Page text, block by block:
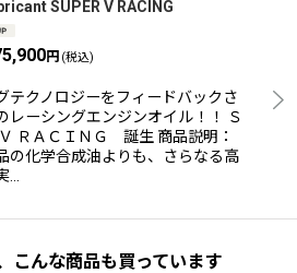
SUPER V RACING
円 (税込)
テクノロジーをフィードバックさ
レーシングエンジンオイル！！ Ｓ
ＲＡＣＩＮＧ 誕生 商品説明：
の化学合成油よりも、さらなる高
…
こんな商品も買っています